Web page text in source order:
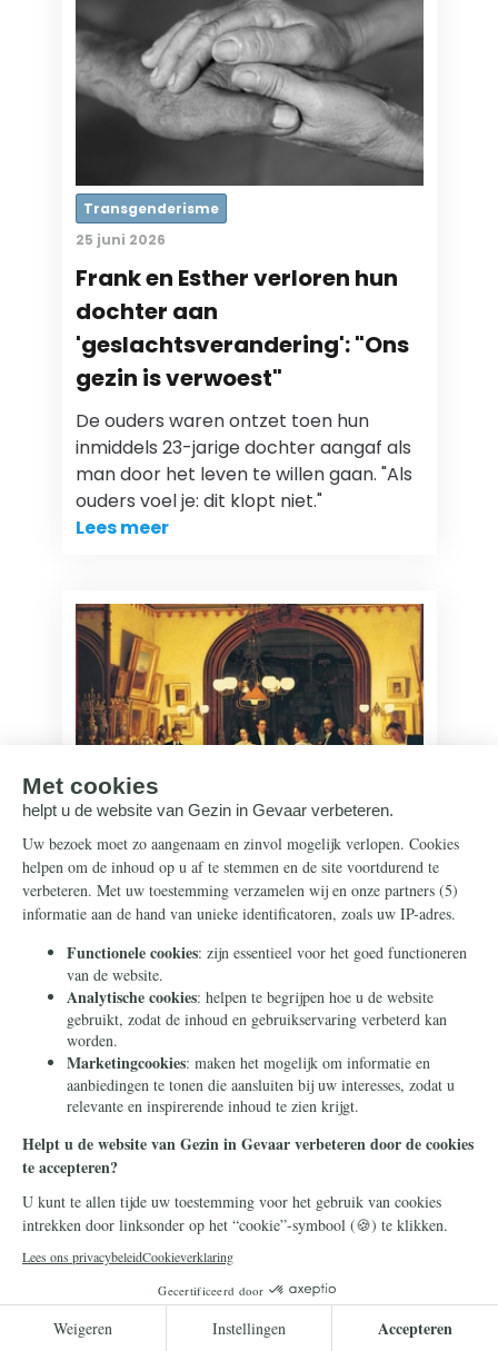
Transgenderisme
25 juni 2026
Frank en Esther verloren hun
dochter aan
'geslachtsverandering': "Ons
gezin is verwoest"
De ouders waren ontzet toen hun
inmiddels 23-jarige dochter aangaf als
man door het leven te willen gaan. "Als
ouders voel je: dit klopt niet."
Lees meer
Gezin
Waarom deugdzaamheid de
beste manier is om het
familievermogen door te
geven
Veel families weten hoe ze vermogen
moeten opbouwen, maar veel minder
weten hoe ze dat op een manier
kunnen doorgeven die de volgende
generatie sterker maakt.
Lees meer